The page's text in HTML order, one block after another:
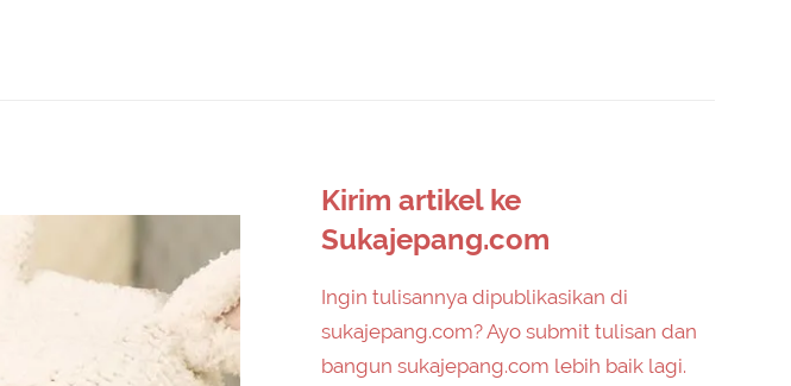
Kirim artikel ke
Sukajepang.com
Ingin tulisannya dipublikasikan di
sukajepang.com? Ayo submit tulisan dan
bangun sukajepang.com lebih baik lagi.